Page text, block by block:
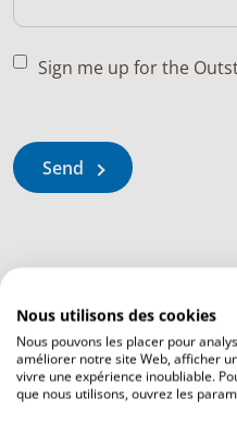
Sign me up for the
Send
Nous utilisons des cookies
Nous pouvons les placer pour
améliorer notre site Web, afficher
vivre une expérience inoubliable.
que nous utilisons, ouvrez les